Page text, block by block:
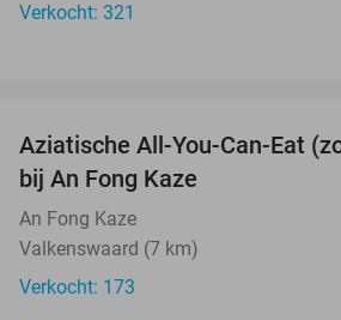
Verkocht: 321
Aziatische All-You-Can-Eat
bij An Fong Kaze
An Fong Kaze
Valkenswaard (7 km)
Verkocht: 173